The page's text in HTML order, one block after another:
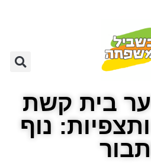
בית קשת
נוף